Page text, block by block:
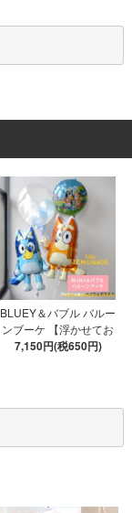
BLUEY＆バブル バルー
ンブーケ 【浮かせてお
届け】 ヘリウムガス入
7,150円(税650円)